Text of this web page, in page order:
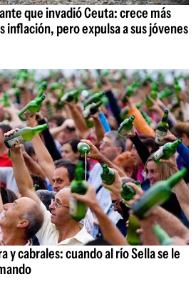
que invadió Ceuta: crece más
inflación, pero expulsa a sus jóvenes
y cabrales: cuando al río Sella se le